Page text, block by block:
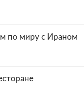
по миру с Ираном